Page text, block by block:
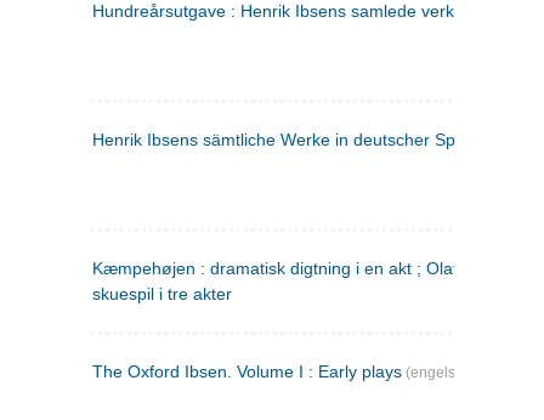
Hundreårsutgave : Henrik Ibsens samlede verker. 3
Henrik Ibsens sämtliche Werke in deutscher Sprache. 2
Kæmpehøjen : dramatisk digtning i en akt ; Olaf Liljekrans :
skuespil i tre akter
The Oxford Ibsen. Volume I : Early plays (engelsk)